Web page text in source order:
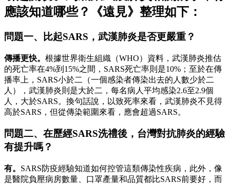
應該知道哪些？《遠見》整理如下：
問題一、比起SARS，武漢肺炎是否更嚴重？
傳播更快。 根據世界衛生組織（WHO）資料，武漢肺炎推估
的死亡率在4%到15%之間，SARS死亡率則是10%；至於在傳
播率上，SARS小於二（一個感染者傳染出去的人數少於二
人），武漢肺炎則是大於二，每名病人平均感染2.6至2.9個
人，大於SARS。換句話說，以致死率來看，武漢肺炎不見得
高於SARS，但從傳染範圍來看，應會超過SARS。
問題二、在歷經SARS洗禮後，台灣對抗肺炎的經驗
有提升嗎？
有。 SARS防疫經驗知道如何控管這類傳染性疾病，此外，像
是醫院負壓病房數量、口罩產量和品質都比SARS前要好，而